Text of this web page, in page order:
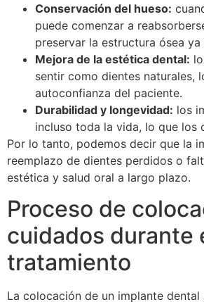
Conservación del hueso:
puede comenzar a
preservar la estructura ósea
Mejora de la estética dental:
sentir como dientes naturales,
autoconfianza del paciente.
Durabilidad y longevidad: los
incluso toda la vida, lo que los
Por lo tanto, podemos decir que la
reemplazo de dientes perdidos o
estética y salud oral a largo plazo.
Proceso de
cuidados durante
tratamiento
La colocación de un implante